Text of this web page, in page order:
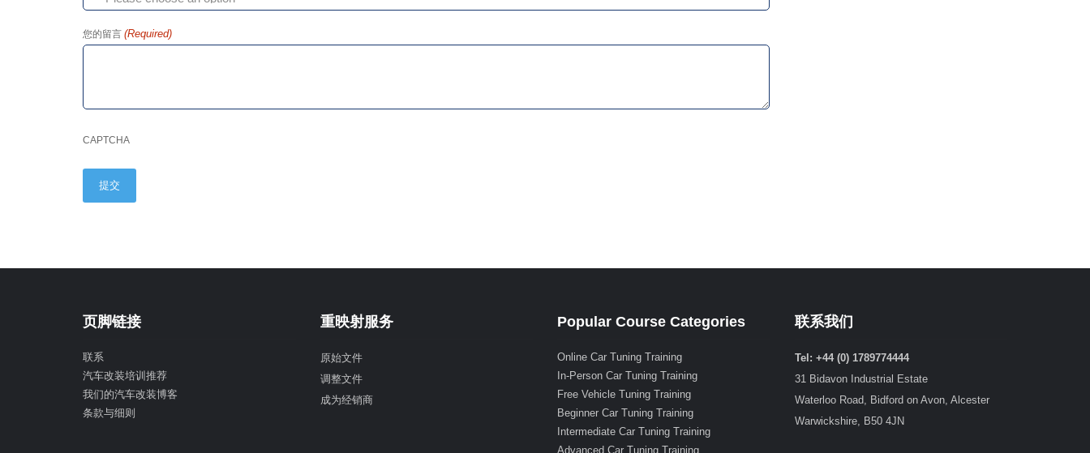
您的留言 (Required)
CAPTCHA
页脚链接
联系
汽车改装培训推荐
我们的汽车改装博客
条款与细则
重映射服务
原始文件
调整文件
成为经销商
Popular Course Categories
Online Car Tuning Training
In-Person Car Tuning Training
Free Vehicle Tuning Training
Beginner Car Tuning Training
Intermediate Car Tuning Training
Advanced Car Tuning Training
联系我们
Tel: +44 (0) 1789774444
31 Bidavon Industrial Estate
Waterloo Road, Bidford on Avon, Alcester
Warwickshire, B50 4JN